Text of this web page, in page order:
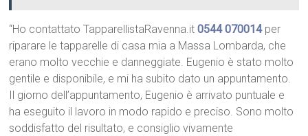
“Ho contattato TapparellistaRavenna.it0544 070014per
riparare le tapparelle di casa mia a Massa Lombarda, che
erano molto vecchie e danneggiate. Eugenio è stato molto
gentile e disponibile, e mi ha subito dato un appuntamento.
Il giorno dell’appuntamento, Eugenio è arrivato puntuale e
ha eseguito il lavoro in modo rapido e preciso. Sono molto
soddisfatto del risultato, e consiglio vivamente